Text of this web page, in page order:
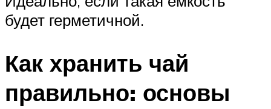
будет герметичной.
Как хранить чай
правильно: основы